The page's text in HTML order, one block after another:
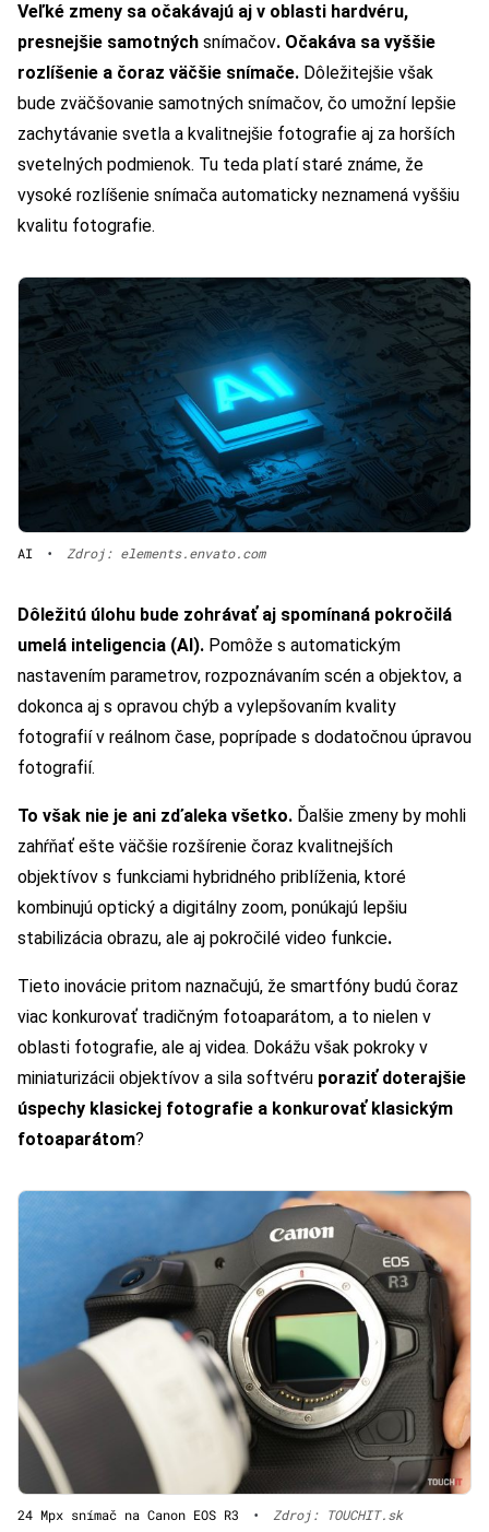
Veľké zmeny sa očakávajú aj v oblasti hardvéru,
presnejšie samotných snímačov. Očakáva sa vyššie
rozlíšenie a čoraz väčšie snímače. Dôležitejšie však
bude zväčšovanie samotných snímačov, čo umožní lepšie
zachytávanie svetla a kvalitnejšie fotografie aj za horších
svetelných podmienok. Tu teda platí staré známe, že
vysoké rozlíšenie snímača automaticky neznamená vyššiu
kvalitu fotografie.
AI • Zdroj: elements.envato.com
Dôležitú úlohu bude zohrávať aj spomínaná pokročilá
umelá inteligencia (AI). Pomôže s automatickým
nastavením parametrov, rozpoznávaním scén a objektov, a
dokonca aj s opravou chýb a vylepšovaním kvality
fotografií v reálnom čase, poprípade s dodatočnou úpravou
fotografií.
To však nie je ani zďaleka všetko. Ďalšie zmeny by mohli
zahŕňať ešte väčšie rozšírenie čoraz kvalitnejších
objektívov s funkciami hybridného priblíženia, ktoré
kombinujú optický a digitálny zoom, ponúkajú lepšiu
stabilizácia obrazu, ale aj pokročilé video funkcie.
Tieto inovácie pritom naznačujú, že smartfóny budú čoraz
viac konkurovať tradičným fotoaparátom, a to nielen v
oblasti fotografie, ale aj videa. Dokážu však pokroky v
miniaturizácii objektívov a sila softvéru poraziť doterajšie
úspechy klasickej fotografie a konkurovať klasickým
fotoaparátom?
24 Mpx snímač na Canon EOS R3 • Zdroj: TOUCHIT.sk